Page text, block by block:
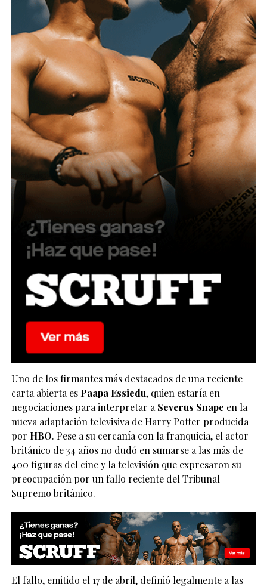
Uno de los firmantes más destacados de una reciente
carta abierta es Paapa Essiedu, quien estaría en
negociaciones para interpretar aSeverus Snape en la
nueva adaptación televisiva de Harry Potter producida
por HBO. Pese a su cercanía con la franquicia, el actor
británico de 34 años no dudó en sumarse a las más de
400 figuras del cine y la televisión que expresaron su
preocupación por un fallo reciente del Tribunal
Supremo británico.
El fallo, emitido el 17 de abril, definió legalmente a las